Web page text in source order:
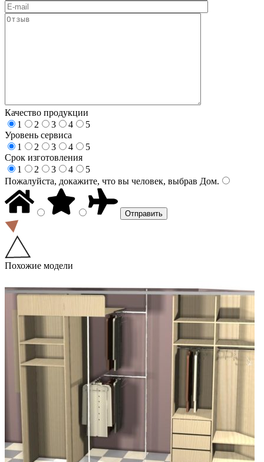
Качество продукции
1
2 3 4
5
Уровень сервиса
1
2 3 4
5
Срок изготовления
1
2 3 4
5
Пожалуйста, докажите, что вы человек, выбрав Дом.
Похожие модели